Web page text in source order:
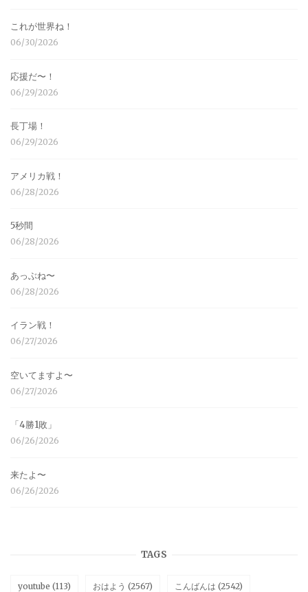
これが世界ね！
06/30/2026
応援だ〜！
06/29/2026
長丁場！
06/29/2026
アメリカ戦！
06/28/2026
5秒間
06/28/2026
あっぶね〜
06/28/2026
イラン戦！
06/27/2026
空いてますよ〜
06/27/2026
「4勝1敗」
06/26/2026
来たよ〜
06/26/2026
TAGS
youtube (113) おはよう (2567) こんばんは (2542)